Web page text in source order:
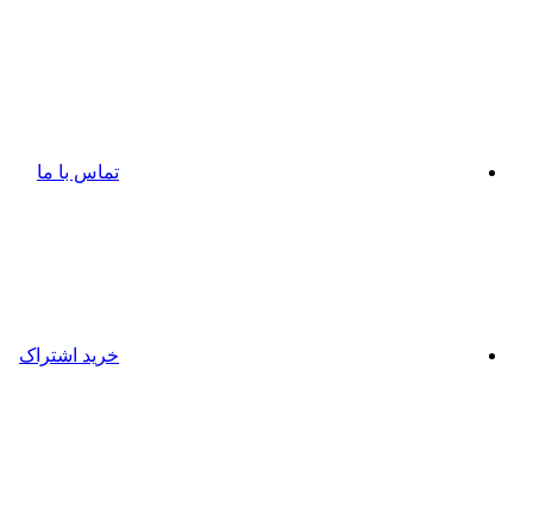
تماس با ما
خرید اشتراک